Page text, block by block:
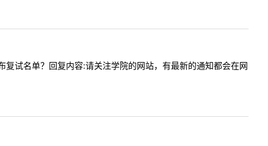
试名单？回复内容:请关注学院的网站，有最新的通知都会在网